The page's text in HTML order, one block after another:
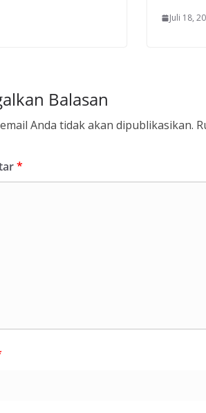
Juli 18,
Balasan
Anda tidak akan dipublikasikan.
*